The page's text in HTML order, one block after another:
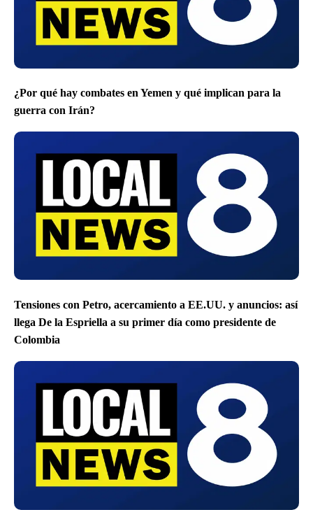
¿Por qué hay combates en Yemen y qué implican para la
guerra con Irán?
Tensiones con Petro, acercamiento a EE.UU. y anuncios: así
llega De la Espriella a su primer día como presidente de
Colombia